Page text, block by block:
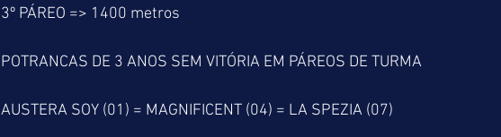
3º PÁREO => 1400 metros
POTRANCAS DE 3 ANOS SEM VITÓRIA EM PÁREOS DE TURMA
AUSTERA SOY (01) = MAGNIFICENT (04) = LA SPEZIA (07)